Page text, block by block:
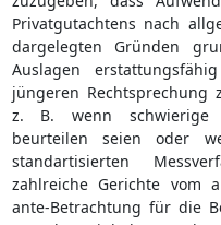
Privatgutachtens nach
dargelegten Gründen
Auslagen
jüngeren Rechtsprechung
z. B. wenn schwierige
beurteilen seien oder
standartisierten
zahlreiche Gerichte vom
ante-Betrachtung für die